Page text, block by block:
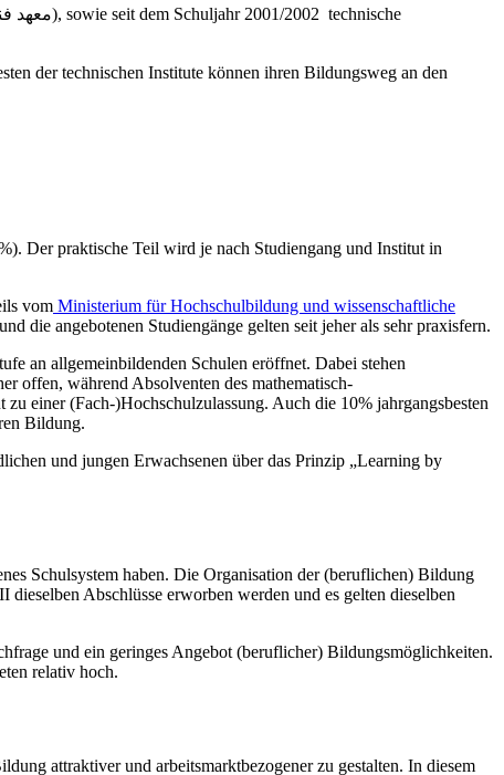
der technischen Institute können ihren Bildungsweg an den
Der praktische Teil wird je nach Studiengang und Institut in
vom Ministerium für Hochschulbildung und wissenschaftliche
die angebotenen Studiengänge gelten seit jeher als sehr praxisfern.
an allgemeinbildenden Schulen eröffnet. Dabei stehen
offen, während Absolventen des mathematisch-
einer (Fach-)Hochschulzulassung. Auch die 10% jahrgangsbesten
Bildung.
und jungen Erwachsenen über das Prinzip „Learning by
Schulsystem haben. Die Organisation der (beruflichen) Bildung
Abschlüsse erworben werden und es gelten dieselben
und ein geringes Angebot (beruflicher) Bildungsmöglichkeiten.
relativ hoch.
attraktiver und arbeitsmarktbezogener zu gestalten. In diesem